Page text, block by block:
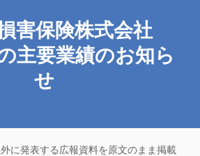
害保険株式会社
主要業績のお知ら
せ
に発表する広報資料を原文のまま掲載